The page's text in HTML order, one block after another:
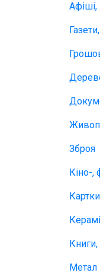
Афіші,
Зброя
Кіно-,
Метал